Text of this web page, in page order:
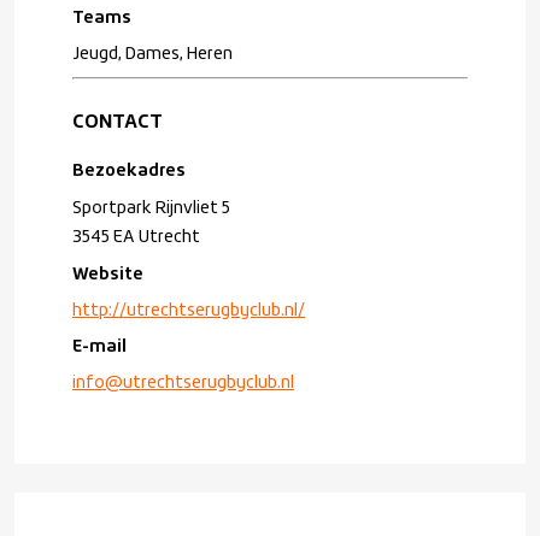
Teams
Jeugd, Dames, Heren
CONTACT
Bezoekadres
Sportpark Rijnvliet 5
3545 EA Utrecht
Website
http://utrechtserugbyclub.nl/
E-mail
info@utrechtserugbyclub.nl